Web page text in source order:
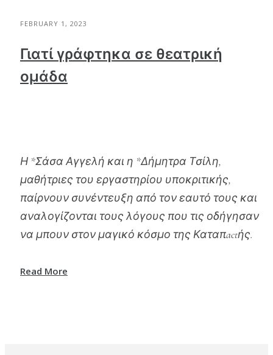
FEBRUARY 1, 2023
Γιατί γράφτηκα σε θεατρική
ομάδα
Η *Σάσα Αγγελή και η *Δήμητρα Τσίλη,
μαθήτριες του εργαστηρίου υποκριτικής,
παίρνουν συνέντευξη από τον εαυτό τους και
αναλογίζονται τους λόγους που τις οδήγησαν
να μπουν στον μαγικό κόσμο της Καταπactής.
Read More